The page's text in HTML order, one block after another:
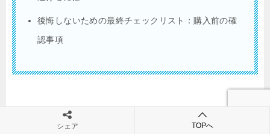
後悔しないための最終チェックリスト：購入前の確
認事項
「z6ii 買って よかった」派の意見：Z6IIの魅力と
シェア TOPへ